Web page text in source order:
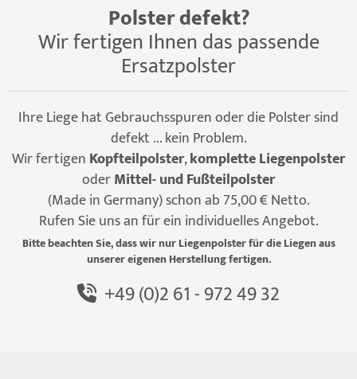
Polster defekt?
Wir fertigen Ihnen das passende
Ersatzpolster
Ihre Liege hat Gebrauchsspuren oder die Polster sind
defekt ... kein Problem.
Wir fertigen Kopfteilpolster,komplette Liegenpolster
oderMittel- und Fußteilpolster
(Made in Germany) schon ab 75,00 € Netto.
Rufen Sie uns an für ein individuelles Angebot.
Bitte beachten Sie, dass wir nur Liegenpolster für die Liegen aus
unserer eigenen Herstellung fertigen.
+49 (0)2 61 - 972 49 32